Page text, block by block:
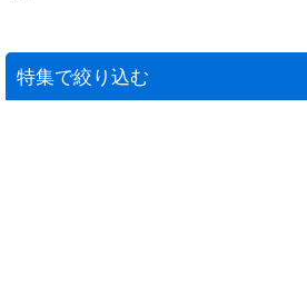
並び順 :
特集で絞り込む